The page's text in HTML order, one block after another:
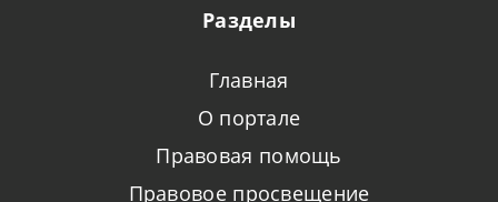
Разделы
Главная
О портале
Правовая помощь
Правовое просвещение